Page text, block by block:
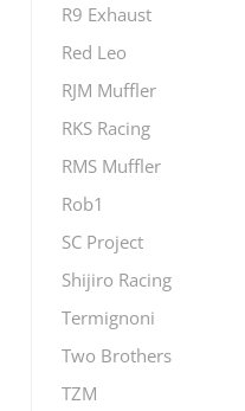
R9 Exhaust
Red Leo
RJM Muffler
RKS Racing
RMS Muffler
Rob1
SC Project
Shijiro Racing
Termignoni
Two Brothers
TZM